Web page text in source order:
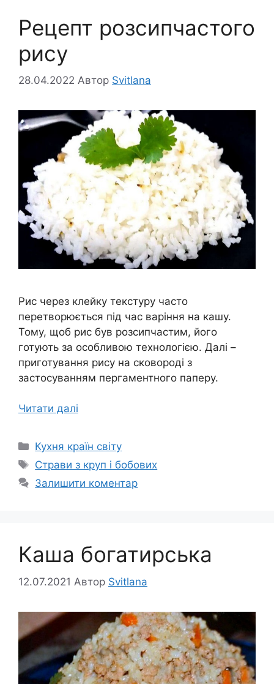
Рецепт розсипчастого
рису
28.04.2022 Автор Svitlana
Рис через клейку текстуру часто
перетворюється під час варіння на кашу.
Тому, щоб рис був розсипчастим, його
готують за особливою технологією. Далі –
приготування рису на сковороді з
застосуванням пергаментного паперу.
Читати далі
Категорії
Кухня країн світу
Позначки
Страви з круп і бобових
Залишити коментар
Каша богатирська
12.07.2021 Автор Svitlana